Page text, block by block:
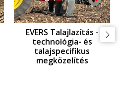
EVERS Talajlazítás -
technológia- és
talajspecifikus
megközelítés